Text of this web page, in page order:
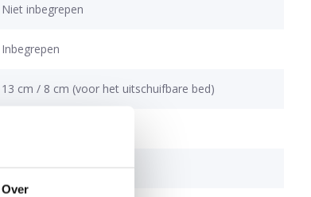
Over
Niet inbegrepen
Inbegrepen
13 cm / 8 cm (voor het uitschuifbare bed)
Inbegrepen